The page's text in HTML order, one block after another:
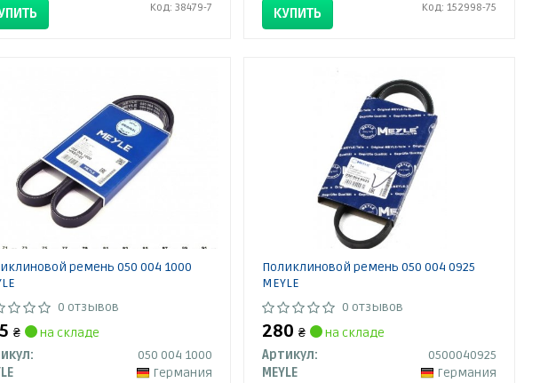
Код: 38479-7 КУПИТЬ Код: 152998-75
ремень 050 004 1000
0 отзывов
₴
на складе
050 004 1000
Германия
Поликлиновой ремень 050 004 0925
MEYLE
0 отзывов
280₴
на складе
Артикул:
0500040925
MEYLE
Германия